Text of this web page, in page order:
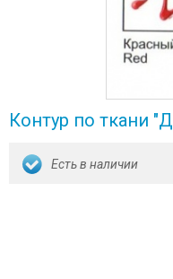
Контур по ткани
Есть в наличии